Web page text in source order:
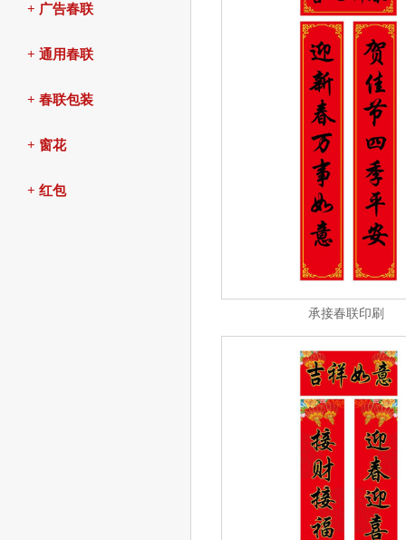
+ 广告春联
+ 通用春联
+ 春联包装
+ 窗花
+ 红包
承接春联印刷